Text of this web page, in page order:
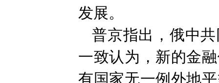
发展。
普京指出，俄中
一致认为，新的金
有国家无一例外地